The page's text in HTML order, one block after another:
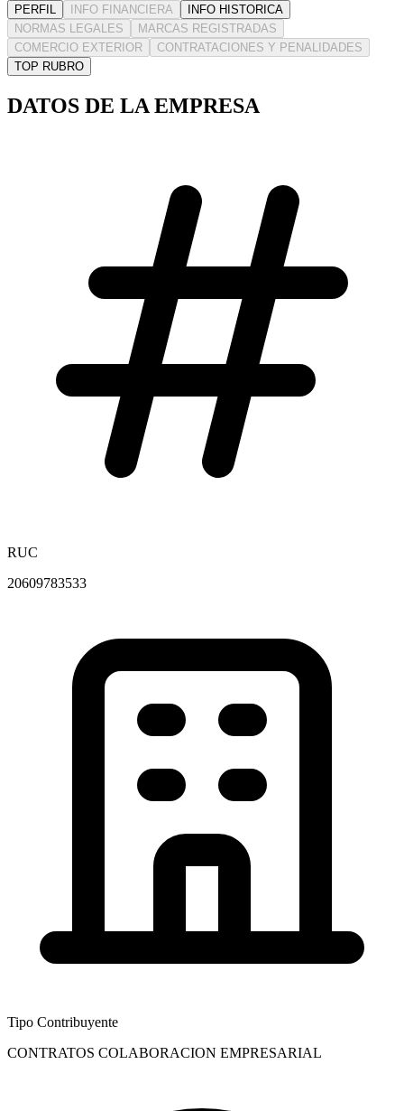
PERFIL INFO FINANCIERA
INFO HISTORICA
NORMAS LEGALES
MARCAS REGISTRADAS
COMERCIO EXTERIOR
CONTRATACIONES Y PENALIDADES
TOP RUBRO
DATOS DE LA EMPRESA
RUC
20609783533
Tipo Contribuyente
CONTRATOS COLABORACION EMPRESARIAL